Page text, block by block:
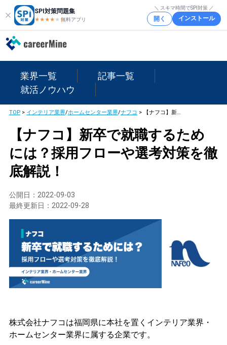
SPI対策問題集
★★★★ ★★
無料アプリ
＼ スキマ時間でSPI対策 ／
開く インストール
業界一覧
記事一覧
就活ノウハウ
TOP> インテリア業界/ホームセンター業界/ナフコ > 【ナフコ】新卒で就職するためには？採用フローや選考対策を徹底解説！
【ナフコ】新卒で就職するため
には？採用フローや選考対策を徹
底解説！
公開日： 2022-09-03
最終更新日： 2022-09-28
株式会社ナフコは福岡県に本社を置くインテリア業界・
ホームセンター業界に属する企業です。